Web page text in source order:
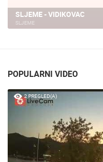
SLJEME - VIDIKOVAC
SLJEME
POPULARNI VIDEO
2 PREGLED(A)